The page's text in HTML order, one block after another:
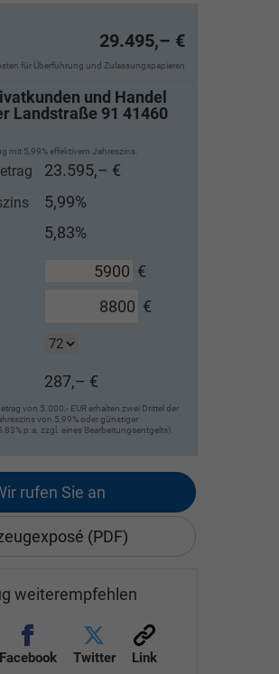
29.495,– €
für Überführung und Zulassungspapieren
und Handel
Landstraße 91 41460
mit 5,99% effektivem Jahreszins.
23.595,– €
5,99%
5,83%
€
€
287,– €
von 5.000,- EUR erhalten zwei Drittel der
von 5,99% oder günstiger
p.a. zzgl. eines Bearbeitungsentgelts).
rufen Sie an
(PDF)
weiterempfehlen
Facebook Twitter Link